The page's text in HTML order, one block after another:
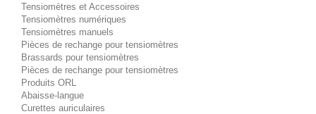
Tensiomètres et Accessoires
Tensiomètres numériques
Tensiomètres manuels
Pièces de rechange pour tensiomètres
Brassards pour tensiomètres
Pièces de rechange pour tensiomètres
Produits ORL
Abaisse-langue
Curettes auriculaires